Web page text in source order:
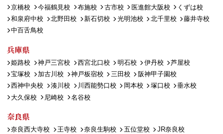
京橋校
今福鶴見校 布施校 古市校 医進館大阪校
くずは校
和泉府中校
北野田校 新石切校 光明池校 北千里校
藤井寺校
中百舌鳥校
兵庫県
姫路校 神戸三宮校 西宮北口校 明石校 伊丹校
芦屋校
宝塚校
加古川校 神戸板宿校 三田校
阪神甲子園校
西神中央校
湊川校 川西能勢口校 岡本校 塚口校
垂水校
大久保校
尼崎校 名谷校
奈良県
奈良西大寺校 王寺校 奈良生駒校 五位堂校
JR奈良校